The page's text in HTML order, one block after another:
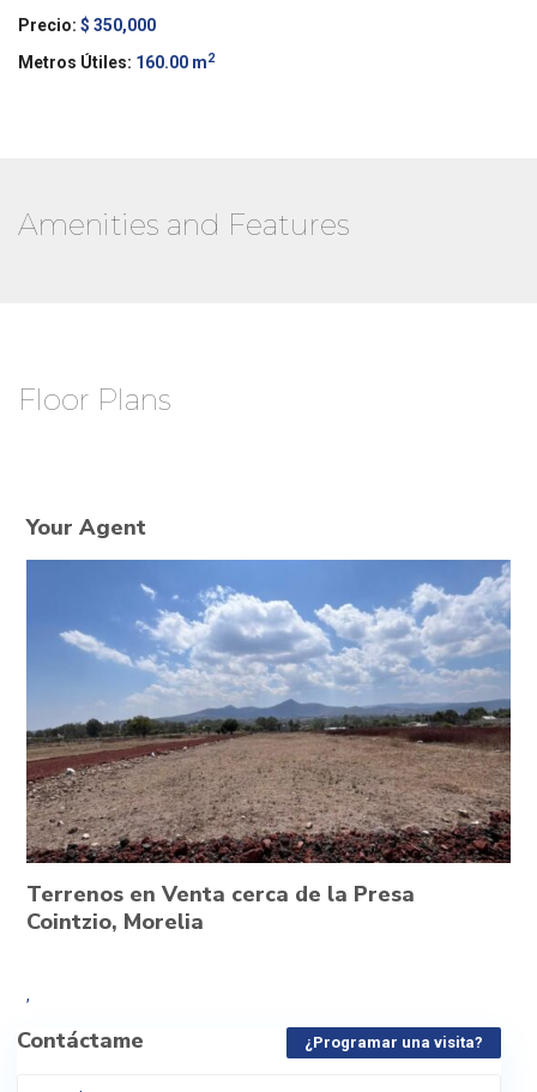
Precio: $ 350,000
Metros Útiles: 160.00 m2
Amenities and Features
Floor Plans
Your Agent
Terrenos en Venta cerca de la Presa
Cointzio, Morelia
,
Contáctame ¿Programar una visita?